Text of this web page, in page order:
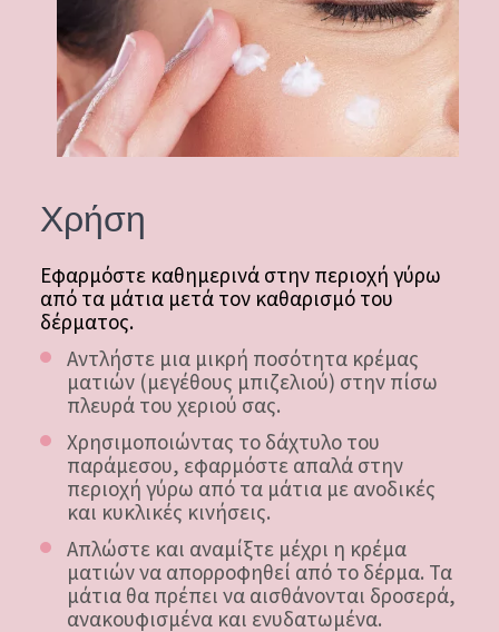
Χρήση
Εφαρμόστε καθημερινά στην περιοχή γύρω
από τα μάτια μετά τον καθαρισμό του
δέρματος.
Αντλήστε μια μικρή ποσότητα κρέμας
ματιών (μεγέθους μπιζελιού) στην πίσω
πλευρά του χεριού σας.
Χρησιμοποιώντας το δάχτυλο του
παράμεσου, εφαρμόστε απαλά στην
περιοχή γύρω από τα μάτια με ανοδικές
και κυκλικές κινήσεις.
Απλώστε και αναμίξτε μέχρι η κρέμα
ματιών να απορροφηθεί από το δέρμα. Τα
μάτια θα πρέπει να αισθάνονται δροσερά,
ανακουφισμένα και ενυδατωμένα.